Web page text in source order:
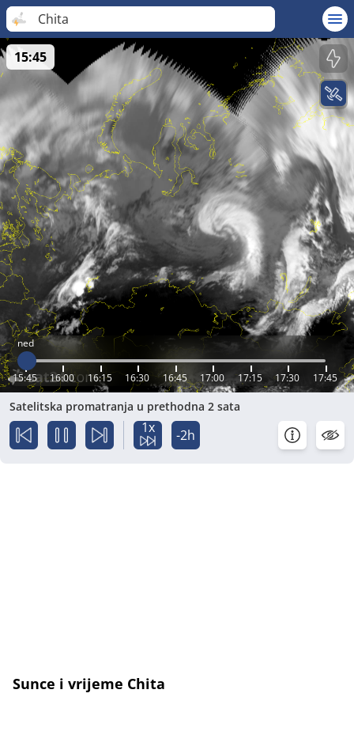
Chita
ned
15:45 16:00 16:15 16:30 16:45 17:00 17:15 17:30 17:45
15:45
Satelitska promatranja u prethodna 2 sata
1x -2h
Sunce i vrijeme Chita